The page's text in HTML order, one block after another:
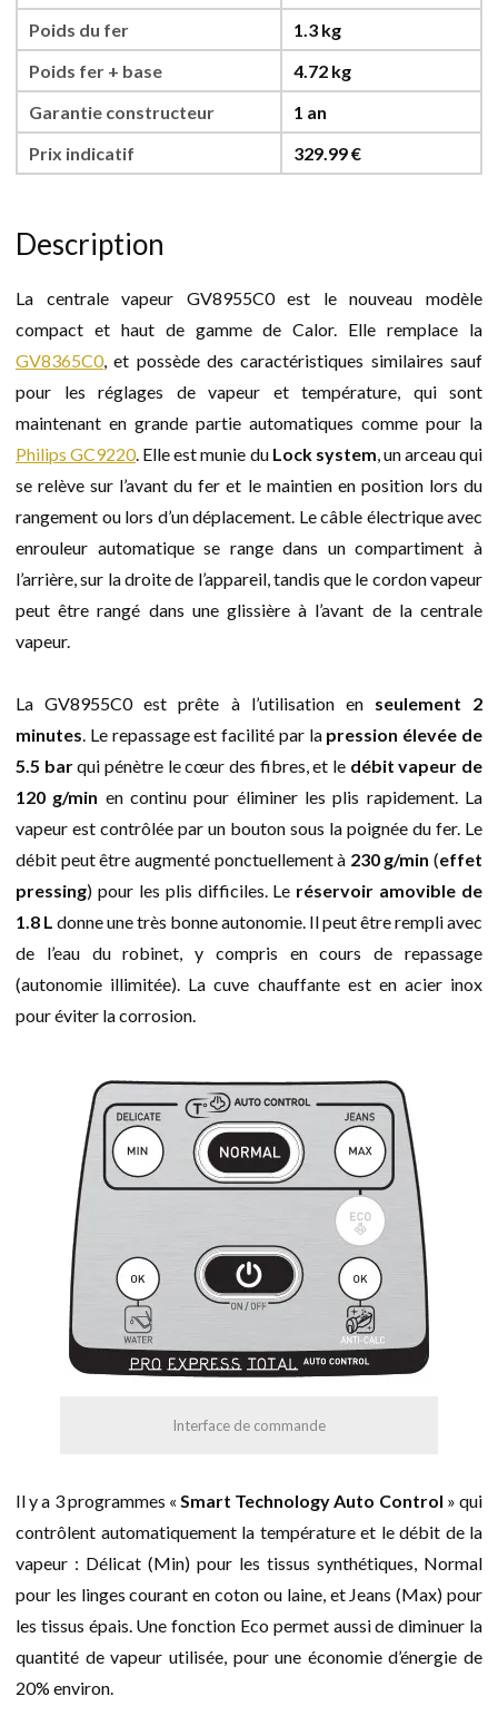
Poids du fer
1.3 kg
Poids fer + base
4.72 kg
Garantie constructeur
1 an
Prix indicatif
329.99 €
Description
La centrale vapeur GV8955C0 est le nouveau modèle
compact et haut de gamme de Calor. Elle remplace la
GV8365C0, et possède des caractéristiques similaires sauf
pour les réglages de vapeur et température, qui sont
maintenant en grande partie automatiques comme pour la
Philips GC9220. Elle est munie du Lock system, un arceau qui
se relève sur l’avant du fer et le maintien en position lors du
rangement ou lors d’un déplacement. Le câble électrique avec
enrouleur automatique se range dans un compartiment à
l’arrière, sur la droite de l’appareil, tandis que le cordon vapeur
peut être rangé dans une glissière à l’avant de la centrale
vapeur.
La GV8955C0 est prête à l’utilisation en seulement 2
minutes. Le repassage est facilité par la pression élevée de
5.5 barqui pénètre le cœur des fibres, et le débit vapeur de
120 g/min en continu pour éliminer les plis rapidement. La
vapeur est contrôlée par un bouton sous la poignée du fer. Le
débit peut être augmenté ponctuellement à 230 g/min (effet
pressing) pour les plis difficiles. Le réservoir amovible de
1.8 L donne une très bonne autonomie. Il peut être rempli avec
de l’eau du robinet, y compris en cours de repassage
(autonomie illimitée). La cuve chauffante est en acier inox
pour éviter la corrosion.
Interface de commande
Il y a 3 programmes «Smart Technology Auto Control » qui
contrôlent automatiquement la température et le débit de la
vapeur : Délicat (Min) pour les tissus synthétiques, Normal
pour les linges courant en coton ou laine, et Jeans (Max) pour
les tissus épais. Une fonction Eco permet aussi de diminuer la
quantité de vapeur utilisée, pour une économie d’énergie de
20% environ.